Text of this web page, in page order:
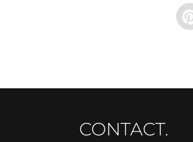
CONTACT.